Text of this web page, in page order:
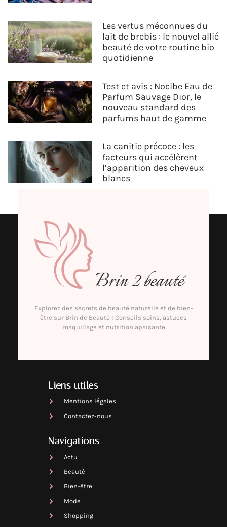
Les vertus méconnues du
lait de brebis : le nouvel allié
beauté de votre routine bio
quotidienne
Test et avis : Nocibe Eau de
Parfum Sauvage Dior, le
nouveau standard des
parfums haut de gamme
La canitie précoce : les
facteurs qui accélèrent
l’apparition des cheveux
blancs
Explorez des secrets de beauté naturelle et de bien-
être sur Brin de Beauté ! Conseils soins, astuces
maquillage et nutrition apaisante
Liens utiles
Mentions légales
Contactez-nous
Navigations
Actu
Beauté
Bien-être
Mode
Shopping